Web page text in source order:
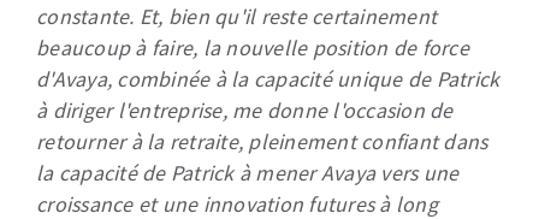
constante. Et, bien qu'il reste certainement
beaucoup à faire, la nouvelle position de force
d'Avaya, combinée à la capacité unique de Patrick
à diriger l'entreprise, me donne l'occasion de
retourner à la retraite, pleinement confiant dans
la capacité de Patrick à mener Avaya vers une
croissance et une innovation futures à long